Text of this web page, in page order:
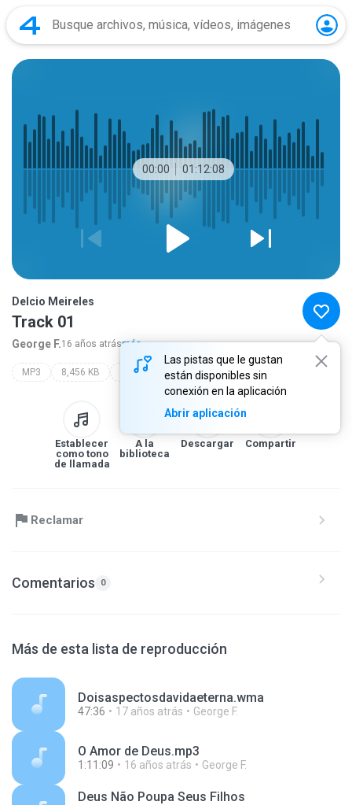
00:00 01:12:08
Las pistas que le gustan
están disponibles sin
conexión en la aplicación
Abrir aplicación
Delcio Meireles
Track 01
George F.16 años atrásmás...
MP3 8,456 KB Other delcio meireles
Establecer
como tono
de llamada
A la
biblioteca
Descargar Compartir
Reclamar
Comentarios 0
Más de esta lista de reproducción
Doisaspectosdavidaeterna.wma
47:36 17 años atrás George F.
O Amor de Deus.mp3
1:11:09 16 años atrás George F.
Deus Não Poupa Seus Filhos